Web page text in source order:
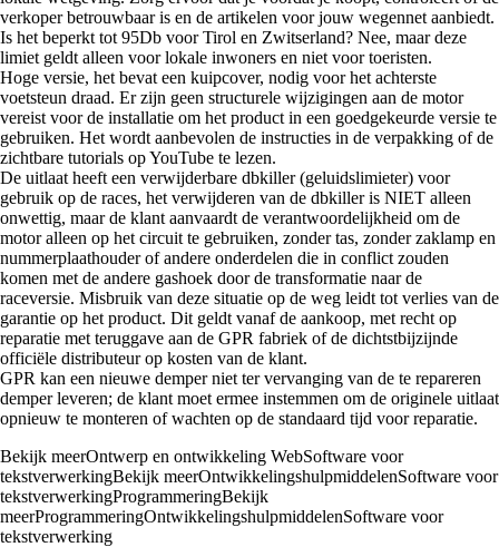
verkoper betrouwbaar is en de artikelen voor jouw wegennet aanbiedt.
Is het beperkt tot 95Db voor Tirol en Zwitserland? Nee, maar deze
limiet geldt alleen voor lokale inwoners en niet voor toeristen.
Hoge versie, het bevat een kuipcover, nodig voor het achterste
voetsteun draad. Er zijn geen structurele wijzigingen aan de motor
vereist voor de installatie om het product in een goedgekeurde versie te
gebruiken. Het wordt aanbevolen de instructies in de verpakking of de
zichtbare tutorials op YouTube te lezen.
De uitlaat heeft een verwijderbare dbkiller (geluidslimieter) voor
gebruik op de races, het verwijderen van de dbkiller is NIET alleen
onwettig, maar de klant aanvaardt de verantwoordelijkheid om de
motor alleen op het circuit te gebruiken, zonder tas, zonder zaklamp en
nummerplaathouder of andere onderdelen die in conflict zouden
komen met de andere gashoek door de transformatie naar de
raceversie. Misbruik van deze situatie op de weg leidt tot verlies van de
garantie op het product. Dit geldt vanaf de aankoop, met recht op
reparatie met teruggave aan de GPR fabriek of de dichtstbijzijnde
officiële distributeur op kosten van de klant.
GPR kan een nieuwe demper niet ter vervanging van de te repareren
demper leveren; de klant moet ermee instemmen om de originele uitlaat
opnieuw te monteren of wachten op de standaard tijd voor reparatie.
Bekijk meerOntwerp en ontwikkeling WebSoftware voor
tekstverwerkingBekijk meerOntwikkelingshulpmiddelenSoftware voor
tekstverwerkingProgrammeringBekijk
meerProgrammeringOntwikkelingshulpmiddelenSoftware voor
tekstverwerking